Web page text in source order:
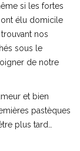
si les fortes
ont élu domicile
nos
sous le
de notre
et bien
pastèques
plus tard…